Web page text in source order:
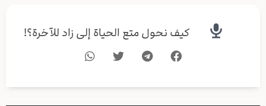
كيف نحول متع الحياة إلى زاد للآخرة؟!